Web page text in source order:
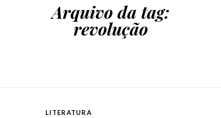
Arquivo da tag:
revolução
LITERATURA